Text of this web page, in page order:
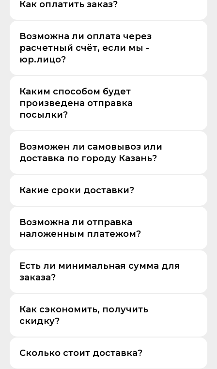
Как оплатить заказ?
Возможна ли оплата через
расчетный счёт, если мы -
юр.лицо?
Каким способом будет
произведена отправка
посылки?
Возможен ли самовывоз или
доставка по городу Казань?
Какие сроки доставки?
Возможна ли отправка
наложенным платежом?
Есть ли минимальная сумма для
заказа?
Как сэкономить, получить
скидку?
Сколько стоит доставка?